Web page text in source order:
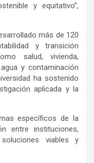
y equitativo”,
más de 120
y transición
salud, vivienda,
y contaminación
ha sostenido
aplicada y la
específicos de la
entre instituciones,
viables y